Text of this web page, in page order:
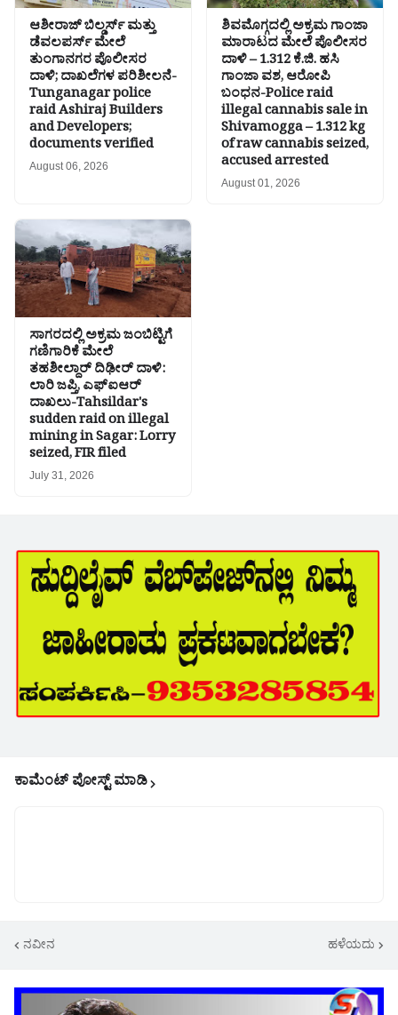
ಆಶೀರಾಜ್ ಬಿಲ್ಡರ್ಸ್ ಮತ್ತು
ಡೆವಲಪರ್ಸ್ ಮೇಲೆ
ತುಂಗಾನಗರ ಪೊಲೀಸರ
ದಾಳಿ; ದಾಖಲೆಗಳ ಪರಿಶೀಲನೆ-
Tunganagar police
raid Ashiraj Builders
and Developers;
documents verified
August 06, 2026
ಶಿವಮೊಗ್ಗದಲ್ಲಿ ಅಕ್ರಮ ಗಾಂಜಾ
ಮಾರಾಟದ ಮೇಲೆ ಪೊಲೀಸರ
ದಾಳಿ – 1.312 ಕೆ.ಜಿ. ಹಸಿ
ಗಾಂಜಾ ವಶ, ಆರೋಪಿ
ಬಂಧನ-Police raid
illegal cannabis sale in
Shivamogga – 1.312 kg
of raw cannabis seized,
accused arrested
August 01, 2026
ಸಾಗರದಲ್ಲಿ ಅಕ್ರಮ ಜಂಬಿಟ್ಟಿಗೆ
ಗಣಿಗಾರಿಕೆ ಮೇಲೆ
ತಹಶೀಲ್ದಾರ್ ದಿಢೀರ್ ದಾಳಿ:
ಲಾರಿ ಜಪ್ತಿ, ಎಫ್‌ಐಆರ್
ದಾಖಲು-Tahsildar's
sudden raid on illegal
mining in Sagar: Lorry
seized, FIR filed
July 31, 2026
ಕಾಮೆಂಟ್‌‌ ಪೋಸ್ಟ್‌ ಮಾಡಿ
ನವೀನ ಹಳೆಯದು